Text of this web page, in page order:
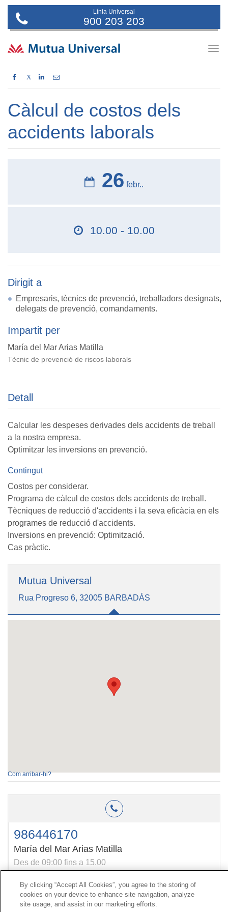
Línia Universal
900 203 203
X
Càlcul de costos dels
accidents laborals
26 febr..
10.00 - 10.00
Dirigit a
Empresaris, tècnics de prevenció, treballadors designats,
delegats de prevenció, comandaments.
Impartit per
María del Mar Arias Matilla
Tècnic de prevenció de riscos laborals
Detall
Calcular les despeses derivades dels accidents de treball
a la nostra empresa.
Optimitzar les inversions en prevenció.
Contingut
Costos per considerar.
Programa de càlcul de costos dels accidents de treball.
Tècniques de reducció d'accidents i la seva eficàcia en els
programes de reducció d'accidents.
Inversions en prevenció: Optimització.
Cas pràctic.
Mutua Universal
Rua Progreso 6, 32005 BARBADÁS
Com arribar-hi?
986446170
María del Mar Arias Matilla
Des de 09:00 fins a 15.00
Contacte |Perfil del contractant|Reclamacions
By clicking “Accept All Cookies”, you agree to the storing of
cookies on your device to enhance site navigation, analyze
site usage, and assist in our marketing efforts.